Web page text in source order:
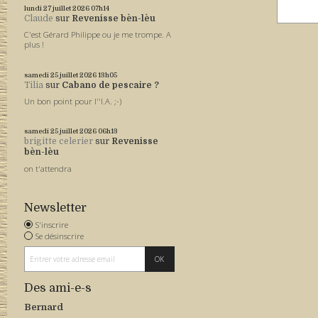
lundi 27juillet 2026 07h14
Claude sur Revenisse bèn-lèu
C'est Gérard Philippe ou je me trompe. A
plus !
samedi 25 juillet 2026 13h05
Tilia sur Cabano de pescaire ?
Un bon point pour l''I.A. ;-)
samedi 25 juillet 2026 06h13
brigitte celerier sur Revenisse
bèn-lèu
on t'attendra
Newsletter
S'inscrire
Se désinscrire
Des ami-e-s
Bernard